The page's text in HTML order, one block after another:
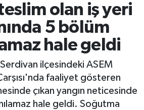
olan iş yeri
5 bölüm
hale geldi
Serdivan ilçesindeki ASEM
faaliyet gösteren
çıkan yangın neticesinde
hale geldi. Soğutma